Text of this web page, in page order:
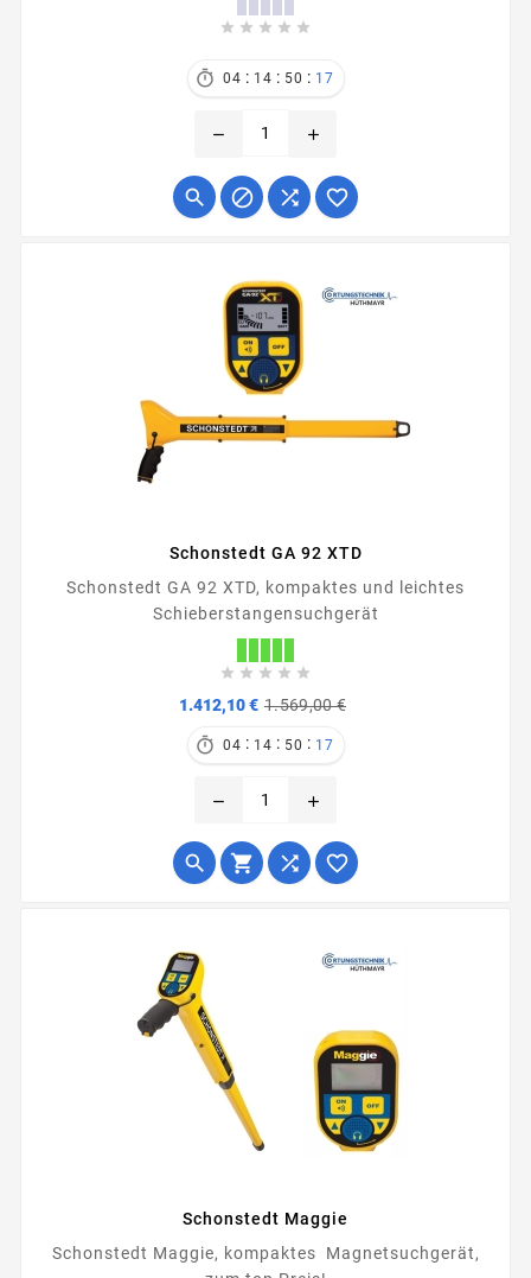
    
 04 : 14 : 50 : 17
remove add
   
Schonstedt GA 92 XTD
Schonstedt GA 92 XTD, kompaktes und leichtes
Schieberstangensuchgerät
    
1.412,10 € 1.569,00 €
 04 : 14 : 50 : 17
remove add
   
Schonstedt Maggie
Schonstedt Maggie, kompaktes Magnetsuchgerät,